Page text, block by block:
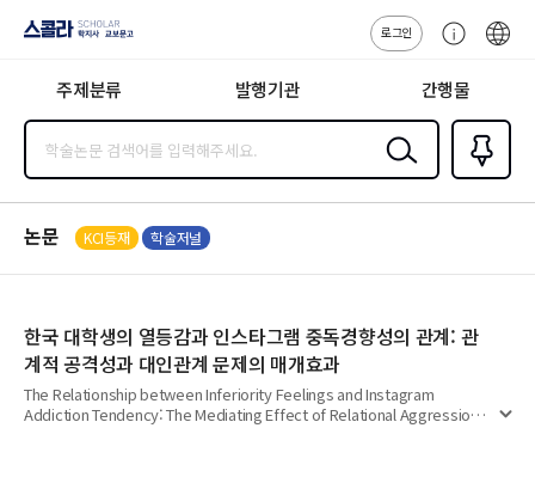
지사·교보문고
로그인
센
주제분류 발행기관 간행물
검색
즐겨찾
기0
논문 KCI등재 학술저널
한국 대학생의 열등감과 인스타그램 중독경향성의 관계: 관
계적 공격성과 대인관계 문제의 매개효과
The Relationship between Inferiority Feelings and Instagram
Addiction Tendency: The Mediating Effect of Relational Aggression